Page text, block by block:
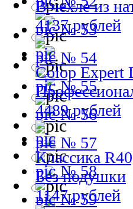
№ 53
№ 54
№ 55
№ 56
№ 57
№ 58
№ 59
В чехле из
4137 рублей
Colop Expert
4489 рублей
Классика
Без подушки
1147 рублей